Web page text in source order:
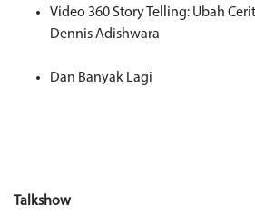
Video 360 Story Telling: Ubah
Dennis Adishwara
Dan Banyak Lagi
Talkshow